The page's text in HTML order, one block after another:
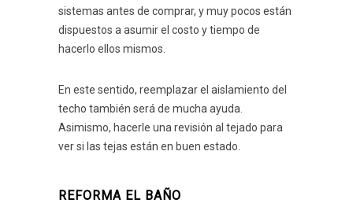
sistemas antes de comprar, y muy pocos están
dispuestos a asumir el costo y tiempo de
hacerlo ellos mismos.
En este sentido, reemplazar el aislamiento del
techo también será de mucha ayuda.
Asimismo, hacerle una revisión al tejado para
ver si las tejas están en buen estado.
REFORMA EL BAÑO